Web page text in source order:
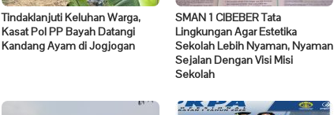
Tindaklanjuti Keluhan Warga,
Kasat Pol PP Bayah Datangi
Kandang Ayam di Jogjogan
SMAN 1 CIBEBER Tata
Lingkungan Agar Estetika
Sekolah Lebih Nyaman, Nyaman
Sejalan Dengan Visi Misi
Sekolah